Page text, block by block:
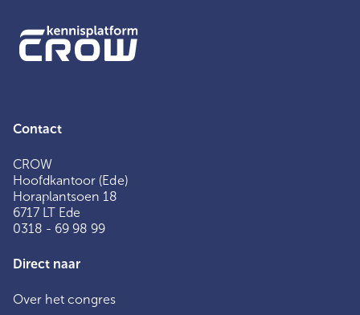
Contact
CROW
Hoofdkantoor (Ede)
Horaplantsoen 18
6717 LT Ede
0318 - 69 98 99
Direct naar
Over het congres